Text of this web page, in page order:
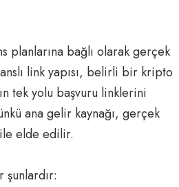
planlarına bağlı olarak gerçek
link yapısı, belirli bir kripto
tek yolu başvuru linklerini
ana gelir kaynağı, gerçek
elde edilir.